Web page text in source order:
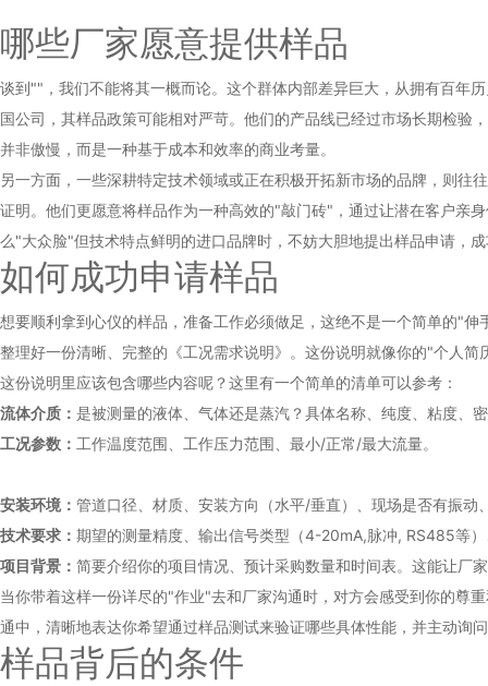
哪些厂家愿意提供样品
谈到""，我们不能将其一概而论。这个群体内部差异巨大，从拥有百年
国公司，其样品政策可能相对严苛。他们的产品线已经过市场长期检验
并非傲慢，而是一种基于成本和效率的商业考量。
另一方面，一些深耕特定技术领域或正在积极开拓新市场的品牌，则
证明。他们更愿意将样品作为一种高效的"敲门砖"，通过让潜在客户亲
么"大众脸"但技术特点鲜明的进口品牌时，不妨大胆地提出样品申请，
如何成功申请样品
想要顺利拿到心仪的样品，准备工作必须做足，这绝不是一个简单的"
整理好一份清晰、完整的《工况需求说明》。这份说明就像你的"个人
这份说明里应该包含哪些内容呢？这里有一个简单的清单可以参考：
流体介质： 是被测量的液体、气体还是蒸汽？具体名称、纯度、粘度、
工况参数： 工作温度范围、工作压力范围、最小/正常/最大流量。
安装环境： 管道口径、材质、安装方向（水平/垂直）、现场是否有振动
技术要求： 期望的测量精度、输出信号类型（4-20mA,脉冲, RS485等
项目背景： 简要介绍你的项目情况、预计采购数量和时间表。这能让厂
当你带着这样一份详尽的"作业"去和厂家沟通时，对方会感受到你的尊
通中，清晰地表达你希望通过样品测试来验证哪些具体性能，并主动询
样品背后的条件